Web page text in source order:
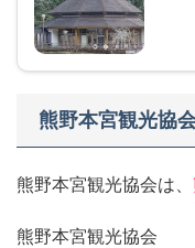
熊野本宮観光協
熊野本宮観光協会は、
熊野本宮観光協会